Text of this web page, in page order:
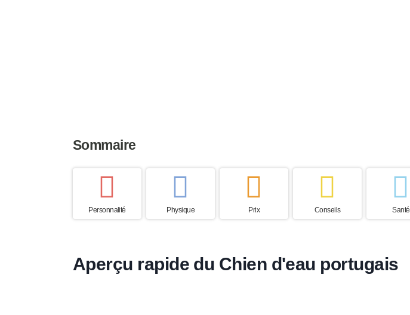
Sommaire
Personnalité Physique Prix Conseils Santé
Aperçu rapide du Chien d'eau portugais